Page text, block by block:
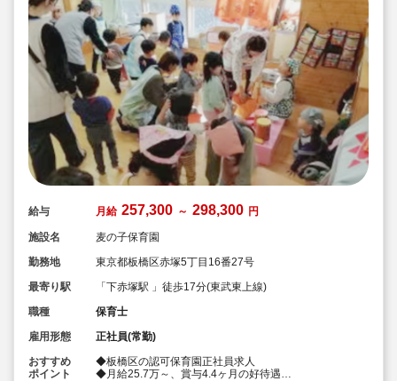
給与 月給 257,300 ～ 298,300 円
施設名
麦の子保育園
勤務地
東京都板橋区赤塚5丁目16番27号
最寄り駅
「下赤塚駅 」徒歩17分(東武東上線)
職種
保育士
雇用形態
正社員(常勤)
おすすめ
ポイント
◆板橋区の認可保育園正社員求人
◆月給25.7万～、賞与4.4ヶ月の好待遇